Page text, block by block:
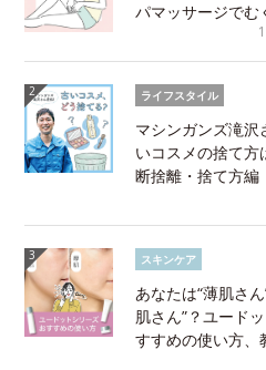
パマッサージでむ
ライフスタイル
マシンガンズ滝沢
いコスメの捨て方
断捨離・捨て方編
スキンケア
あなたは“薄肌さ
肌さん”？ユード
すすめの使い方、